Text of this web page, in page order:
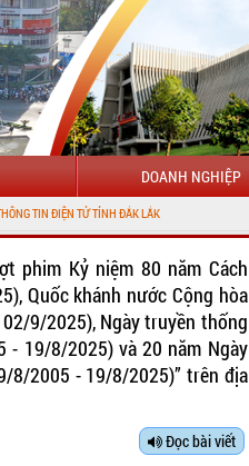
DOANH NGHIỆP
TỬ TỈNH ĐẮK LẮK
phim Kỷ niệm 80 năm Cách
Quốc khánh nước Cộng hòa
9/2025), Ngày truyền thống
- 19/8/2025) và 20 năm Ngày
8/2005 - 19/8/2025)” trên địa
Đọc bài viết